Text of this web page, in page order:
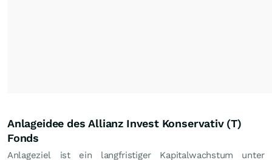
Anlageidee des Allianz Invest Konservativ (T)
Fonds
Anlageziel ist ein langfristiger Kapitalwachstum unter